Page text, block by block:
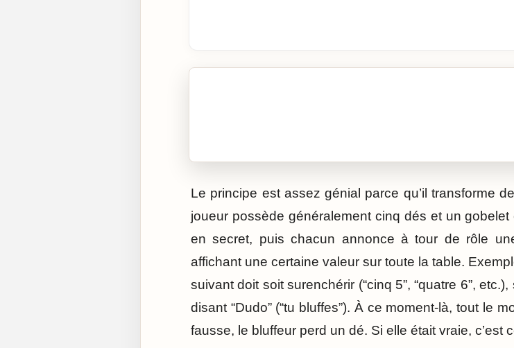
Le principe est assez génial parce qu’il transforme
joueur possède généralement cinq dés et un
en secret, puis chacun annonce à tour de rôle
affichant une certaine valeur sur toute la table.
suivant doit soit surenchérir (“cinq 5”, “quatre 6”,
disant “Dudo” (“tu bluffes”). À ce moment-là, tout le
fausse, le bluffeur perd un dé. Si elle était vraie, c’est